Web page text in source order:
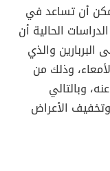
أن تساعد في
الحالية أن
والذي
وذلك من
وبالتالي
وتخفيف الأعراض